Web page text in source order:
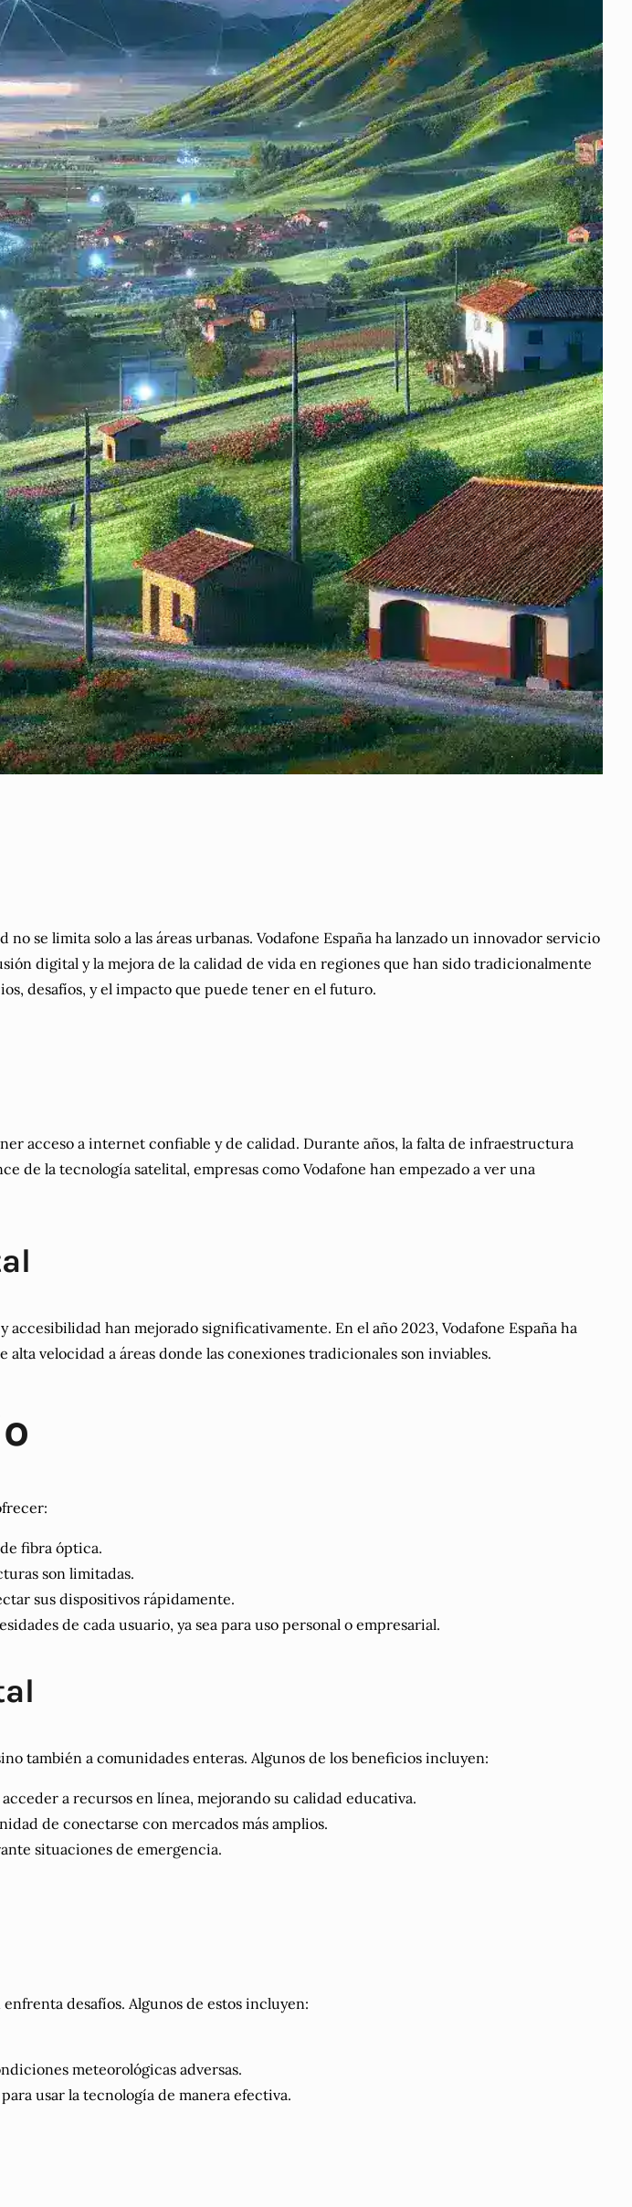
se limita solo a las áreas urbanas. Vodafone España ha lanzado un innovador servicio
digital y la mejora de la calidad de vida en regiones que han sido tradicionalmente
desafíos, y el impacto que puede tener en el futuro.
acceso a internet confiable y de calidad. Durante años, la falta de infraestructura
de la tecnología satelital, empresas como Vodafone han empezado a ver una
han mejorado significativamente. En el año 2023, Vodafone España ha
velocidad a áreas donde las conexiones tradicionales son inviables.
fibra óptica.
son limitadas.
sus dispositivos rápidamente.
de cada usuario, ya sea para uso personal o empresarial.
también a comunidades enteras. Algunos de los beneficios incluyen:
a recursos en línea, mejorando su calidad educativa.
de conectarse con mercados más amplios.
situaciones de emergencia.
desafíos. Algunos de estos incluyen:
meteorológicas adversas.
usar la tecnología de manera efectiva.